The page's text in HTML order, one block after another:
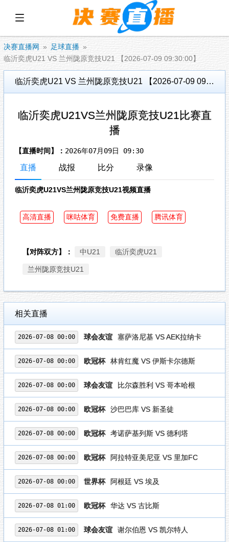
决赛直播网
足球直播
临沂奕虎U21 VS 兰州陇原竞技U21 【2026-07-09 09:30:00】
临沂奕虎U21 VS 兰州陇原竞技U21 【2026-07-09 09:30:00】
临沂奕虎U21VS兰州陇原竞技U21比赛直
播
【直播时间】： 2026年07月09日 09:30
直播 战报 比分 录像
临沂奕虎U21VS兰州陇原竞技U21视频直播
高清直播 咪咕体育 免费直播 腾讯体育
【对阵双方】： 中U21 临沂奕虎U21
兰州陇原竞技U21
相关直播
2026-07-08 00:00 球会友谊 塞萨洛尼基 VS AEK拉纳卡
2026-07-08 00:00 欧冠杯 林肯红魔 VS 伊斯卡尔德斯
2026-07-08 00:00 球会友谊 比尔森胜利 VS 哥本哈根
2026-07-08 00:00 欧冠杯 沙巴巴库 VS 新圣徒
2026-07-08 00:00 欧冠杯 考诺萨基列斯 VS 德利塔
2026-07-08 00:00 欧冠杯 阿拉特亚美尼亚 VS 里加FC
2026-07-08 00:00 世界杯 阿根廷 VS 埃及
2026-07-08 01:00 欧冠杯 华达 VS 古比斯
2026-07-08 01:00 球会友谊 谢尔伯恩 VS 凯尔特人